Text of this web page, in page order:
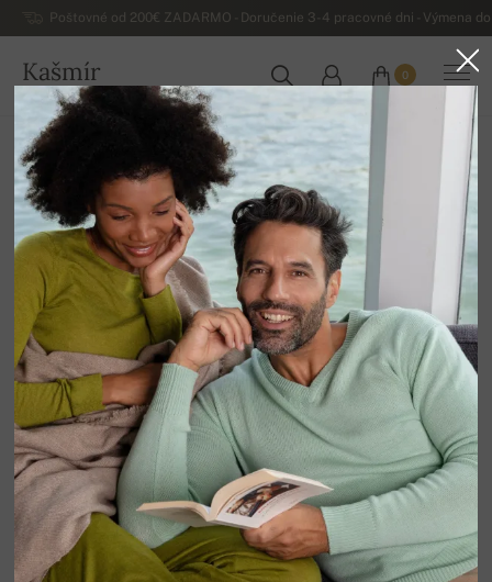
Poštovné od 200€ ZADARMO - Doručenie 3-4 pracovné dni - Výmena
Kašmír
SLOVENSKO
0
Domov
Luxusné dámske kašmírové svetre
Dámska základná kašmírová kolekcia